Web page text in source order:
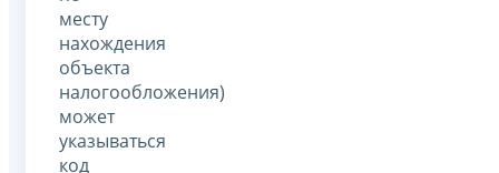
месту
нахождения
объекта
налогообложения)
может
указываться
код